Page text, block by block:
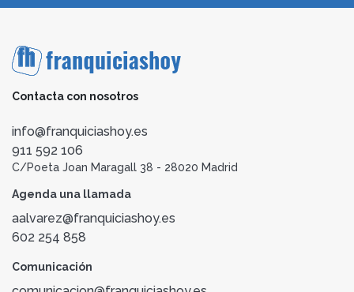
Contacta con nosotros
info@franquiciashoy.es
911 592 106
C/Poeta Joan Maragall 38 - 28020 Madrid
Agenda una llamada
aalvarez@franquiciashoy.es
602 254 858
Comunicación